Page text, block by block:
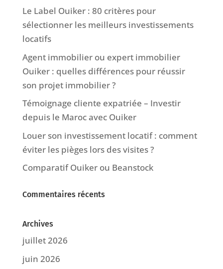
Le Label Ouiker : 80 critères pour
sélectionner les meilleurs investissements
locatifs
Agent immobilier ou expert immobilier
Ouiker : quelles différences pour réussir
son projet immobilier ?
Témoignage cliente expatriée – Investir
depuis le Maroc avec Ouiker
Louer son investissement locatif : comment
éviter les pièges lors des visites ?
Comparatif Ouiker ou Beanstock
Commentaires récents
Archives
juillet 2026
juin 2026